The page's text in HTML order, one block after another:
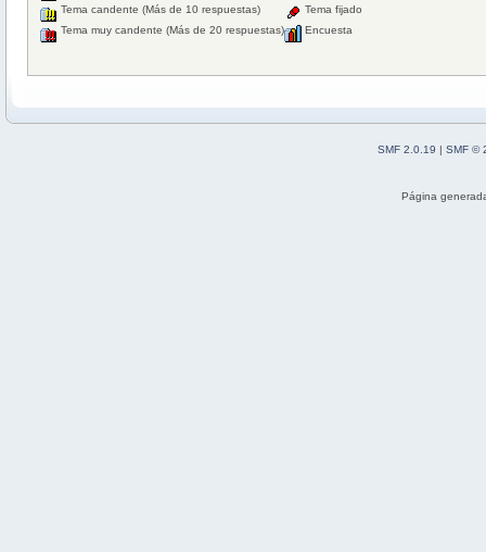
Tema candente (Más de 10 respuestas)
Tema muy candente (Más de 20 respuestas)
Tema fijado
Encuesta
SMF 2.0.19 | SMF ©
Página